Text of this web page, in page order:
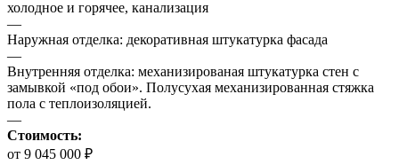
холодное и горячее, канализация
—
Наружная отделка: декоративная штукатурка фасада
—
Внутренняя отделка: механизированая штукатурка стен с
замывкой «под обои». Полусухая механизированная стяжка
пола с теплоизоляцией.
—
Стоимость:
от 9 045 000 ₽